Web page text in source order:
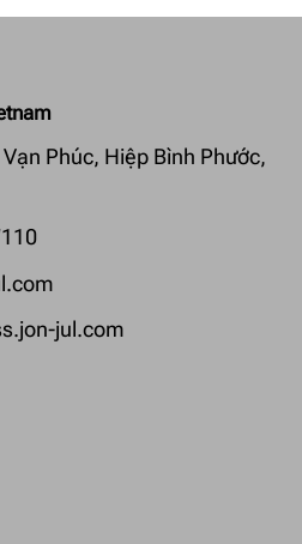
Phúc, Hiệp Bình Phước,
jul.com